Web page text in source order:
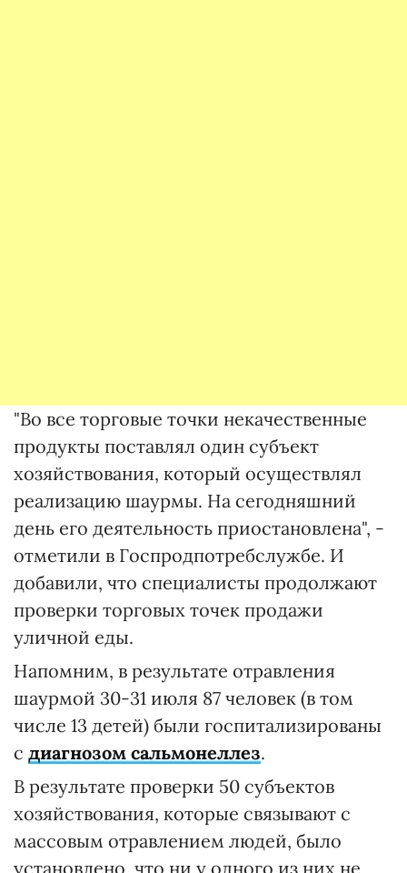
"Во все торговые точки некачественные
продукты поставлял один субъект
хозяйствования, который осуществлял
реализацию шаурмы. На сегодняшний
день его деятельность приостановлена", -
отметили в Госпродпотребслужбе. И
добавили, что специалисты продолжают
проверки торговых точек продажи
уличной еды.
Напомним, в результате отравления
шаурмой 30-31 июля 87 человек (в том
числе 13 детей) были госпитализированы
с диагнозом сальмонеллез.
В результате проверки 50 субъектов
хозяйствования, которые связывают с
массовым отравлением людей, было
установлено, что ни у одного из них не